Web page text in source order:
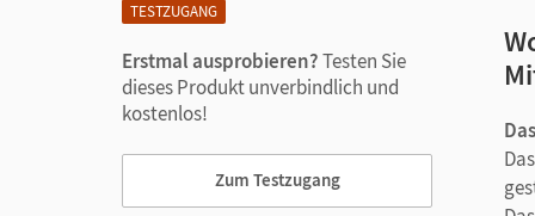
TESTZUGANG
Erstmal ausprobieren?Testen Sie
dieses Produkt unverbindlich und
kostenlos!
Zum Testzugang